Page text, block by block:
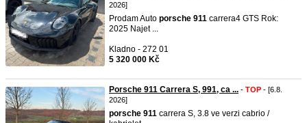
2026]
Prodam Auto porsche 911 carrera4 GTS Rok:
2025 Najet ...
Kladno - 272 01
5 320 000 Kč
Porsche 911 Carrera S, 991, ca ... - TOP - [6.8.
2026]
porsche 911 carrera S, 3.8 ve verzi cabrio /